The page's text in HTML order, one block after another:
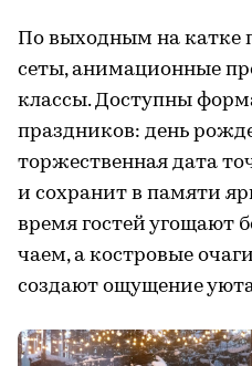
По выходным на катке
сеты, анимационные
классы. Доступны
праздников: день
торжественная дата
и сохранит в памяти
время гостей угощают
чаем, а костровые
создают ощущение